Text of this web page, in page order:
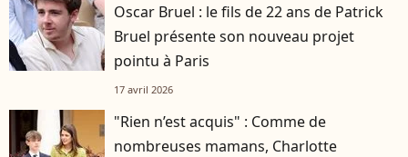
Oscar Bruel : le fils de 22 ans de Patrick
Bruel présente son nouveau projet
pointu à Paris
17 avril 2026
"Rien n’est acquis" : Comme de
nombreuses mamans, Charlotte